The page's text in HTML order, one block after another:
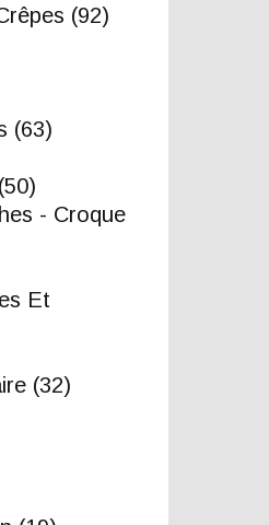
(92)
(63)
(50)
- Croque
Et
(32)